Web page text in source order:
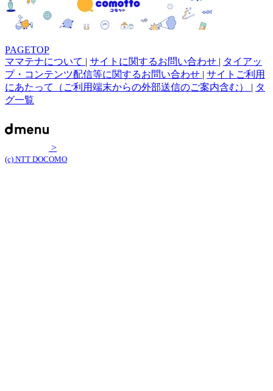
PAGETOP
ママテナについて | サイトに関するお問い合わせ | タイアッ
プ・コンテンツ配信等に関するお問い合わせ | サイトご利用
にあたって（ご利用端末からの外部送信のご案内含む） | タ
グ一覧
>
(c) NTT DOCOMO